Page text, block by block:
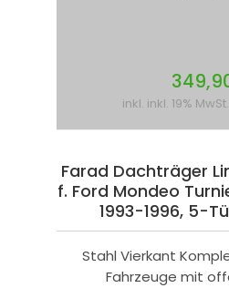
inkl. inkl. 19%
Farad Dachträger
f. Ford Mondeo
1993-1996, 5-
Stahl Vierkant
Fahrzeuge mit